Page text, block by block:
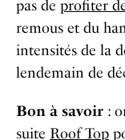
pas de profiter
remous et du
intensités de la
lendemain de
Bon à savoir :
suite Roof Top